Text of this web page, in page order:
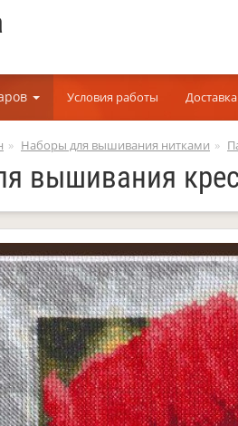
Условия работы Доставка
Наборы для вышивания нитками
вышивания